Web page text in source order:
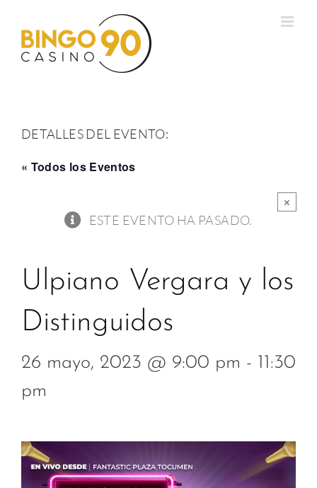
contenido
DETALLES DEL EVENTO:
« Todos los Eventos
×
ESTE EVENTO HA PASADO.
Ulpiano Vergara y los
Distinguidos
26 mayo, 2023 @ 9:00 pm - 11:30
pm